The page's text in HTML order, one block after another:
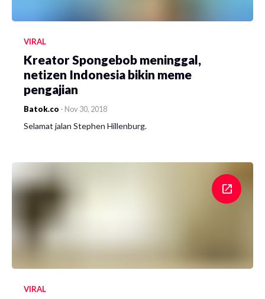
VIRAL
Kreator Spongebob meninggal,
netizen Indonesia bikin meme
pengajian
Batok.co - Nov 30, 2018
Selamat jalan Stephen Hillenburg.
VIRAL